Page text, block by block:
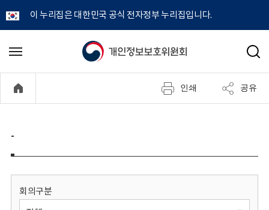
이 누리집은 대한민국 공식 전자정부 누리집입니다.
개
정
보
메
기
검
인쇄 공유
-
회의구분